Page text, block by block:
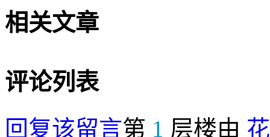
相关文章
评论列表
回复该留言第 1 层楼由